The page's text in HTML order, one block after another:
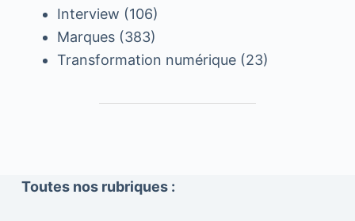
Interview (106)
Marques(383)
Transformation numérique(23)
Toutes nos rubriques :